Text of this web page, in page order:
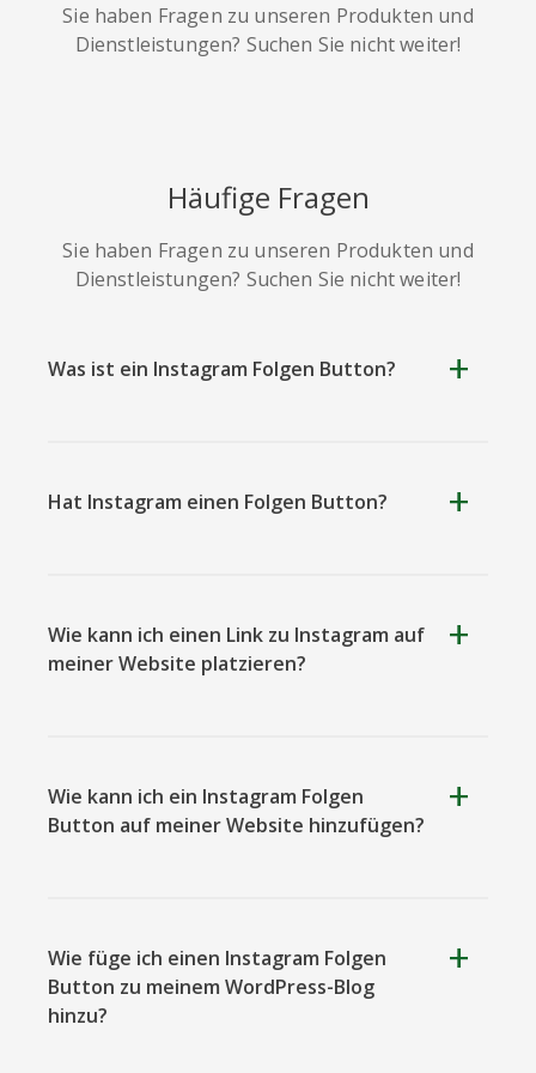
Overflow
Amazon Discord
Houzz Threads Tiktok
Sie haben Fragen zu unseren Produkten und
Dienstleistungen? Suchen Sie nicht weiter!
Häufige Fragen
Sie haben Fragen zu unseren Produkten und
Dienstleistungen? Suchen Sie nicht weiter!
Was ist ein Instagram Folgen Button?
Hat Instagram einen Folgen Button?
Wie kann ich einen Link zu Instagram auf
meiner Website platzieren?
Wie kann ich ein Instagram Folgen
Button auf meiner Website hinzufügen?
Wie füge ich einen Instagram Folgen
Button zu meinem WordPress-Blog
hinzu?